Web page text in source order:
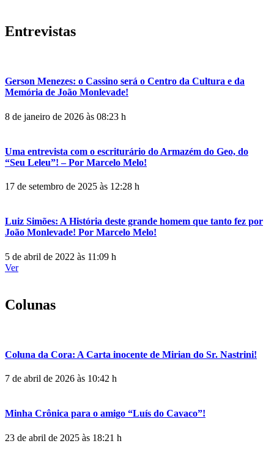
Entrevistas
Gerson Menezes: o Cassino será o Centro da Cultura e da
Memória de João Monlevade!
8 de janeiro de 2026 às 08:23 h
Uma entrevista com o escriturário do Armazém do Geo, do
“Seu Leleu”! – Por Marcelo Melo!
17 de setembro de 2025 às 12:28 h
Luiz Simões: A História deste grande homem que tanto fez por
João Monlevade! Por Marcelo Melo!
5 de abril de 2022 às 11:09 h
Ver
Colunas
Coluna da Cora: A Carta inocente de Mirian do Sr. Nastrini!
7 de abril de 2026 às 10:42 h
Minha Crônica para o amigo “Luís do Cavaco”!
23 de abril de 2025 às 18:21 h